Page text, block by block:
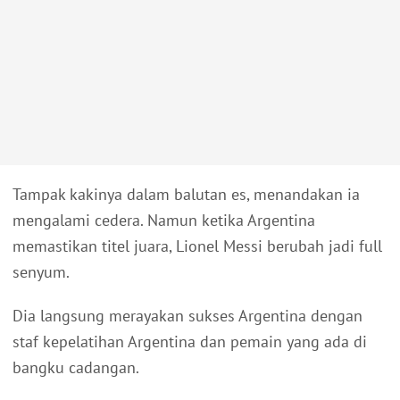
Tampak kakinya dalam balutan es, menandakan ia
mengalami cedera. Namun ketika Argentina
memastikan titel juara, Lionel Messi berubah jadi full
senyum.
Dia langsung merayakan sukses Argentina dengan
staf kepelatihan Argentina dan pemain yang ada di
bangku cadangan.